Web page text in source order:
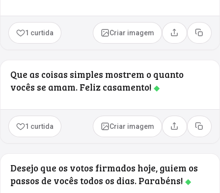
1 curtida Criar imagem Compartilhar
Copiar
Que as coisas simples mostrem o quanto
vocês se amam. Feliz casamento! ◆
1 curtida Criar imagem Compartilhar
Copiar
Desejo que os votos firmados hoje, guiem os
passos de vocês todos os dias. Parabéns! ◆